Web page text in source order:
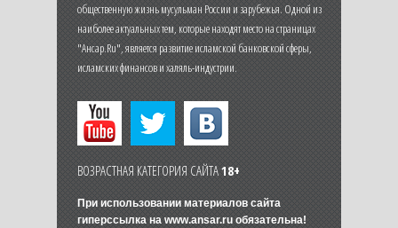
общественную жизнь мусульман России и зарубежья. Одной из
наиболее актуальных тем, которые находят место на страницах
"Ансар.Ru", является развитие исламской банковской сферы,
исламских финансов и халяль-индустрии.
ВОЗРАСТНАЯ КАТЕГОРИЯ САЙТА18+
При использовании материалов сайта
гиперссылка на www.ansar.ruобязательна!